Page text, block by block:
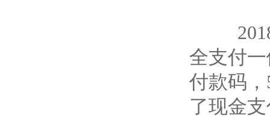
2018
全支付
付款码
了现金